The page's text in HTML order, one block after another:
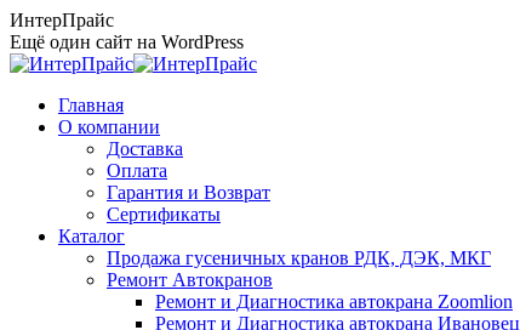
Перейти
к
содержанию
ИнтерПрайс
Ещё один сайт на WordPress
Главная
О компании
Доставка
Оплата
Гарантия и Возврат
Сертификаты
Каталог
Продажа гусеничных кранов РДК, ДЭК, МКГ
Ремонт Автокранов
Ремонт и Диагностика автокрана Zoomlion
Ремонт и Диагностика автокрана Ивановец